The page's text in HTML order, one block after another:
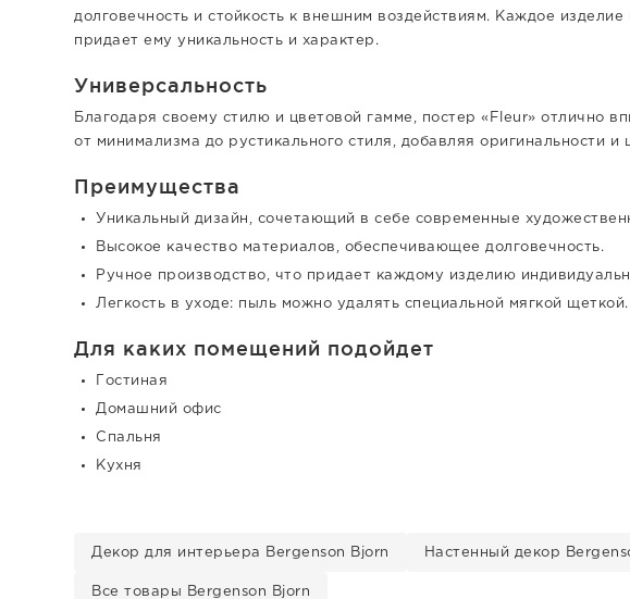
долговечность и стойкость к внешним воздействиям. Каждое
придает ему уникальность и характер.
Универсальность
Благодаря своему стилю и цветовой гамме, постер «Fleur» отлично
от минимализма до рустикального стиля, добавляя оригинальности и
Преимущества
Уникальный дизайн, сочетающий в себе современные
Высокое качество материалов, обеспечивающее долговечность.
Ручное производство, что придает каждому изделию
Легкость в уходе: пыль можно удалять специальной мягкой щеткой.
Для каких помещений подойдет
Гостиная
Домашний офис
Спальня
Кухня
Декор для интерьера Bergenson Bjorn Настенный декор
Все товары Bergenson Bjorn